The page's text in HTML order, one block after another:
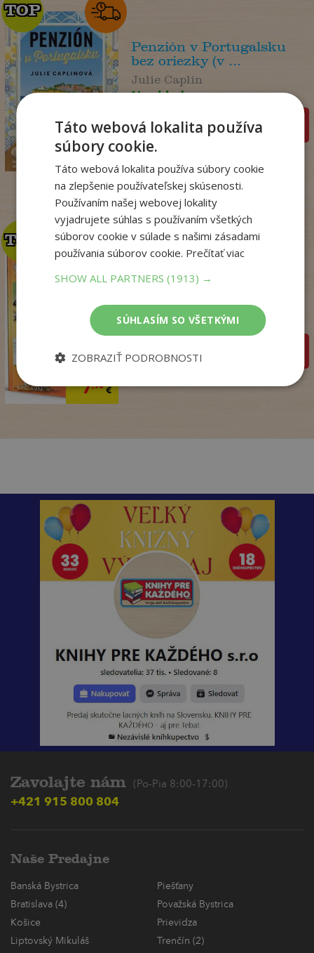
18,99€
15 ,57
TOP
TOP
Penzión v Portugalsku
bez oriezky (v ...
Julie Caplin
Na sklade
pridať do košíka
14,50
7,95€
TOP
TOP
Zo sveta zvierat
Na sklade
Zavolajte nám (Po-Pia 8:00-17:00)
+421 915 800 804
Naše Predajne
Banská Bystrica
Piešťany
Bratislava (4)
Považská Bystrica
Košice
Prievidza
Liptovský Mikuláš
Trenčín (2)
Táto webová lokalita používa
súbory cookie.
Táto webová lokalita používa súbory cookie
na zlepšenie používateľskej skúsenosti.
Používaním našej webovej lokality
vyjadrujete súhlas s používaním všetkých
súborov cookie v súlade s našimi zásadami
používania súborov cookie. Prečítať viac
SHOW ALL PARTNERS (1913) →
SÚHLASÍM SO VŠETKÝMI
ZOBRAZIŤ PODROBNOSTI